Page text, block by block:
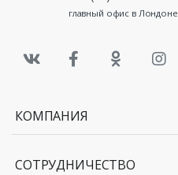
главный офис в Лондоне
КОМПАНИЯ
СОТРУДНИЧЕСТВО